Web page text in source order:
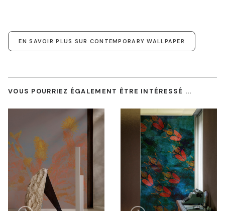
EN SAVOIR PLUS SUR CONTEMPORARY WALLPAPER
VOUS POURRIEZ ÉGALEMENT ÊTRE INTÉRESSÉ ...